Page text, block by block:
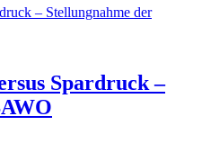
Spardruck –